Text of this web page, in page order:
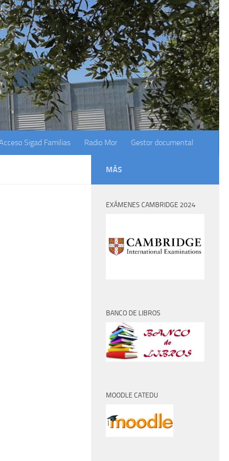
Sigad Familias Radio Mor Gestor documental
MÁS
EXÁMENES CAMBRIDGE 2024
BANCO DE LIBROS
MOODLE CATEDU